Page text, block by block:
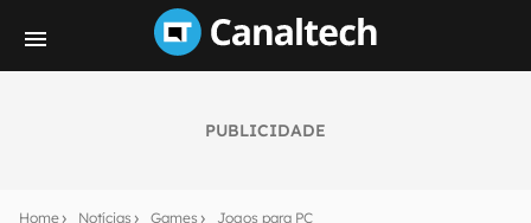
PUBLICIDADE
Home Notícias Games Jogos para PC